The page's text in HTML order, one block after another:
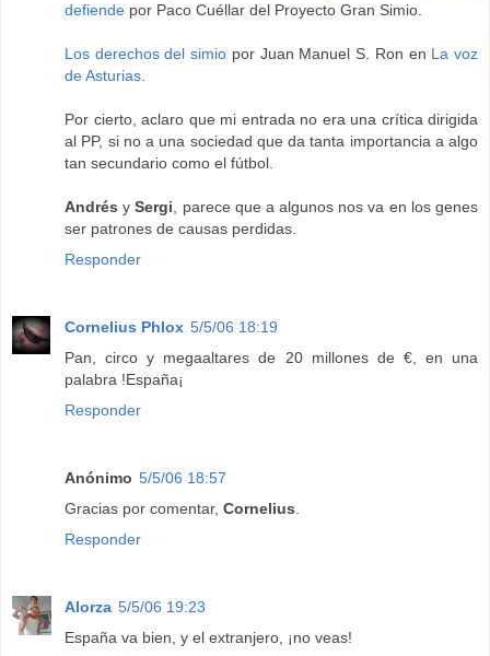
defiende por Paco Cuéllar del Proyecto Gran Simio.
Los derechos del simio por Juan Manuel S. Ron en La voz
de Asturias.
Por cierto, aclaro que mi entrada no era una crítica dirigida
al PP, si no a una sociedad que da tanta importancia a algo
tan secundario como el fútbol.
Andrés ySergi, parece que a algunos nos va en los genes
ser patrones de causas perdidas.
Responder
Cornelius Phlox 5/5/06 18:19
Pan, circo y megaaltares de 20 millones de €, en una
palabra !España¡
Responder
Anónimo 5/5/06 18:57
Gracias por comentar, Cornelius.
Responder
Alorza 5/5/06 19:23
España va bien, y el extranjero, ¡no veas!